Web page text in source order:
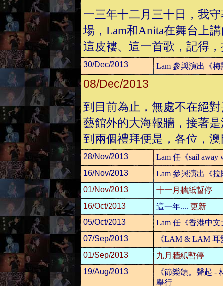
一三年十二月三十日，我
場，Lam和Anita在舞台上
這皮褸、這一首歌，記得
30/Dec/2013 Lam 參與演出《梅
08/Dec/2013
到目前為止，無處不在絕
藝館外的大海報牆，接著
到兩個禮拜便是，各位，
28/Nov/2013
Lam 任《sail
16/Nov/2013
Lam 參與演出《
01/Nov/2013
十一月牆紙暫停
16/Oct/2013
這一年.... 更新
05/Oct/2013
Lam 任《香港中
07/Sep/2013
《LAM & LAM 耳
01/Sep/2013
九月牆紙暫停
19/Aug/2013
《節樂頌。聲起 -
舉行